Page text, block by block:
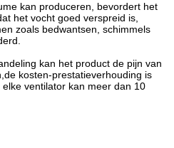
kan produceren, bevordert het
het vocht goed verspreid is,
zoals bedwantsen, schimmels
kan het product de pijn van
kosten-prestatieverhouding is
ventilator kan meer dan 10